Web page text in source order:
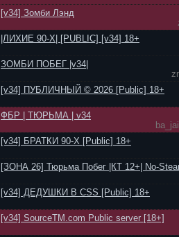
[v34] Зомби Лэнд
|ЛИХИЕ 90-Х| [PUBLIC] [v34] 18+
ЗОМБИ ПОБЕГ |v34|
[v34] ПУБЛИЧНЫЙ © 2026 [Public] 18+
ФБР | ТЮРЬМА | v34
[v34] БРАТКИ 90-Х [Public] 18+
[ЗОНА 26] Тюрьма Побег |КТ 12+| No-
[v34] ДЕДУШКИ В CSS [Public] 18+
[v34] SourceTM.com Public server [18+]